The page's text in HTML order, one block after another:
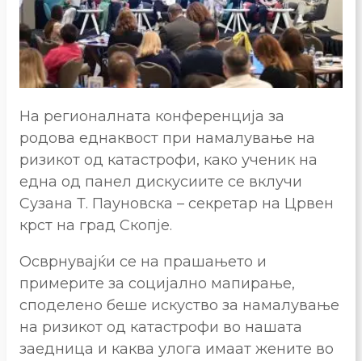
На регионалната конференција за
родова еднаквост при намалување на
ризикот од катастрофи, како ученик на
една од панел дискусиите се вклучи
Сузана Т. Пауновска – секретар на Црвен
крст на град Скопје.
Осврнувајќи се на прашањето и
примерите за социјално мапирање,
споделено беше искуство за намалување
на ризикот од катастрофи во нашата
заедница и каква улога имаат жените во